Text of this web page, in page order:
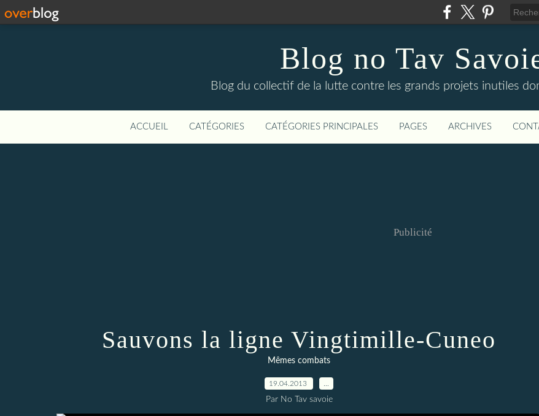
Blog no Tav
Blog du collectif de la lutte contre les grands projets inutiles
ACCUEIL CATÉGORIES CATÉGORIES PRINCIPALES PAGES ARCHIVES
Publicité
Sauvons la ligne Vingtimille-Cuneo
Mêmes combats
19.04.2013
Par No Tav savoie